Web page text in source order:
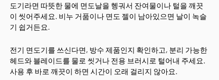
도기라면 따뜻한 물에 면도날을 헹궈서 잔여물이나 털을 깨끗
이 씻어주세요. 비누 거품이나 면도 젤이 남아있으면 날이 녹슬
기 쉽거든요.
전기 면도기를 쓰신다면, 방수 제품인지 확인하고, 분리 가능한
헤드와 블레이드를 물로 씻거나 전용 브러시로 털어내 주세요.
사용 후 바로 깨끗이 하면 시간이 오래 걸리지 않아요.